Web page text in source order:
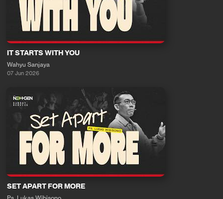
IT STARTS WITH YOU
Wahyu Sanjaya
07 Jun 2026
SET APART FOR MORE